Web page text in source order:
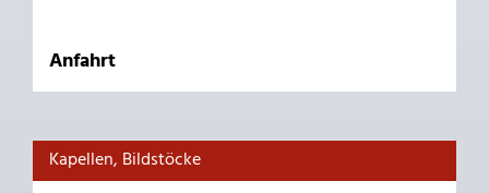
Anfahrt
Kapellen, Bildstöcke